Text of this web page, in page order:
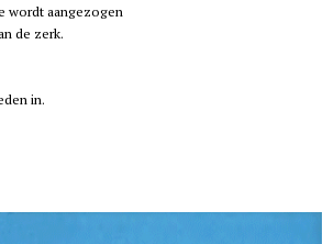
wordt aangezogen
de zerk.
in.